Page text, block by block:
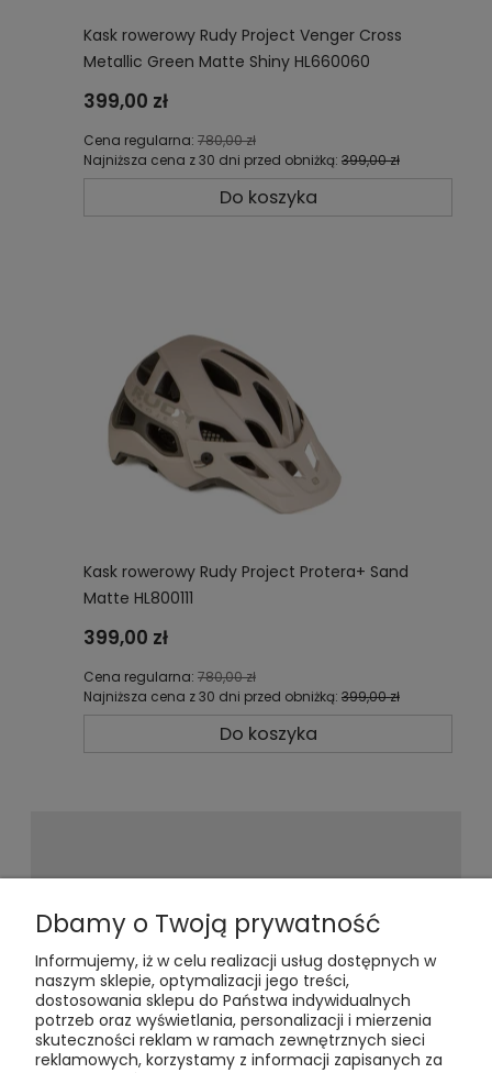
Kask rowerowy Rudy Project Venger Cross
Metallic Green Matte Shiny HL660060
399,00 zł
Cena regularna: 780,00 zł
Najniższa cena z 30 dni przed obniżką: 399,00 zł
Do koszyka
Kask rowerowy Rudy Project Protera+ Sand
Matte HL800111
399,00 zł
Cena regularna: 780,00 zł
Najniższa cena z 30 dni przed obniżką: 399,00 zł
Do koszyka
Newsletter
Podaj swój adres e-mail, jeżeli chcesz
otrzymywać informacje o
nowościach i promocjach.
Dbamy o Twoją prywatność
Informujemy, iż w celu realizacji usług dostępnych w
naszym sklepie, optymalizacji jego treści,
dostosowania sklepu do Państwa indywidualnych
potrzeb oraz wyświetlania, personalizacji i mierzenia
skuteczności reklam w ramach zewnętrznych sieci
reklamowych, korzystamy z informacji zapisanych za